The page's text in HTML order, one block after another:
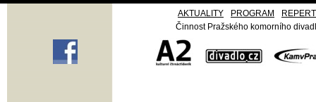
AKTUALITY
PROGRAM
Činnost Pražského komorního